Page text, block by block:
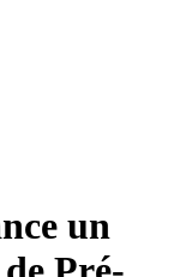
un